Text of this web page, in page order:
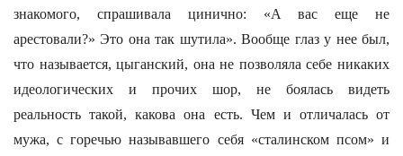
знакомого, спрашивала цинично: «А вас еще не
арестовали?» Это она так шутила». Вообще глаз у нее был,
что называется, цыганский, она не позволяла себе никаких
идеологических и прочих шор, не боялась видеть
реальность такой, какова она есть. Чем и отличалась от
мужа, с горечью называвшего себя «сталинском псом» и